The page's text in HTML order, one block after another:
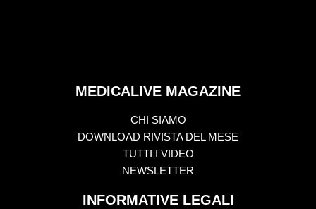
MEDICALIVE MAGAZINE
CHI SIAMO
DOWNLOAD RIVISTA DEL MESE
TUTTI I VIDEO
NEWSLETTER
INFORMATIVE LEGALI